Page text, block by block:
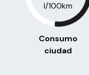
l/100km
Consumo
ciudad